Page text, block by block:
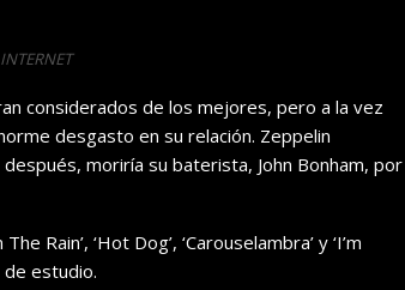
considerados de los mejores, pero a la vez
desgasto en su relación. Zeppelin
moriría su baterista, John Bonham, por
Rain’, ‘Hot Dog’, ‘Carouselambra’ y ‘I’m
de estudio.